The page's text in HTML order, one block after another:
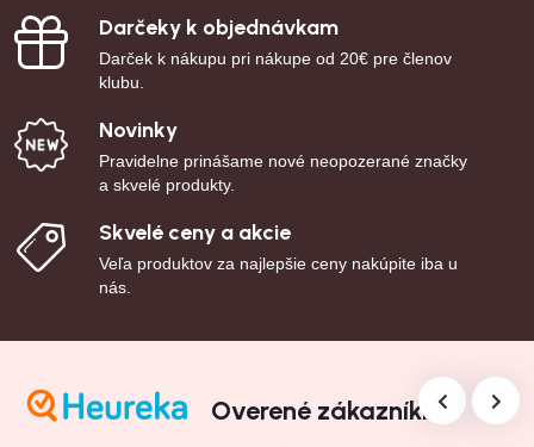
Darčeky k objednávkam
Darček k nákupu pri nákupe od 20€ pre členov
klubu.
Novinky
Pravidelne prinášame nové neopozerané značky
a skvelé produkty.
Skvelé ceny a akcie
Veľa produktov za najlepšie ceny nakúpite iba u
nás.
Overené zákazníkmi